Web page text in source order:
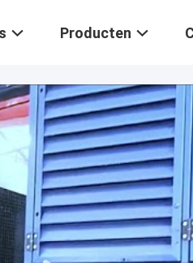
Producten